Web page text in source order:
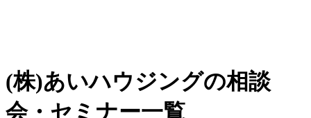
(株)あいハウジングの相談
会・セミナー一覧